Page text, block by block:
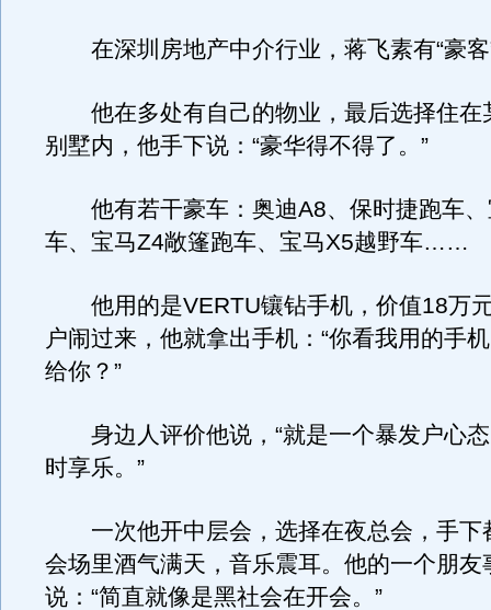
在深圳房地产中介行业，蒋飞素有“豪客
他在多处有自己的物业，最后选择住在
别墅内，他手下说：“豪华得不得了。”
他有若干豪车：奥迪A8、保时捷跑车、
车、宝马Z4敞篷跑车、宝马X5越野车……
他用的是VERTU镶钻手机，价值18万
户闹过来，他就拿出手机：“你看我用的手
给你？”
身边人评价他说，“就是一个暴发户心态
时享乐。”
一次他开中层会，选择在夜总会，手下
会场里酒气满天，音乐震耳。他的一个朋友
说：“简直就像是黑社会在开会。”